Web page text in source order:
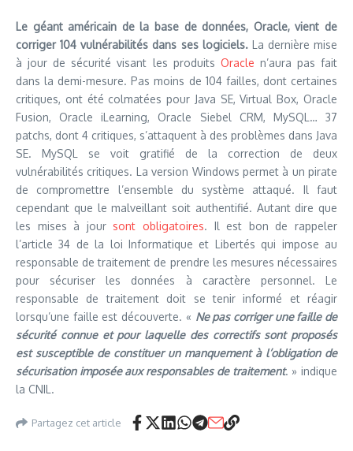
Le géant américain de la base de données, Oracle, vient de
corriger 104 vulnérabilités dans ses logiciels.La dernière mise
à jour de sécurité visant les produits Oracle n’aura pas fait
dans la demi-mesure. Pas moins de 104 failles, dont certaines
critiques, ont été colmatées pour Java SE, Virtual Box, Oracle
Fusion, Oracle iLearning, Oracle Siebel CRM, MySQL… 37
patchs, dont 4 critiques, s’attaquent à des problèmes dans Java
SE. MySQL se voit gratifié de la correction de deux
vulnérabilités critiques. La version Windows permet à un pirate
de compromettre l’ensemble du système attaqué. Il faut
cependant que le malveillant soit authentifié. Autant dire que
les mises à jour sont obligatoires. Il est bon de rappeler
l’article 34 de la loi Informatique et Libertés qui impose au
responsable de traitement de prendre les mesures nécessaires
pour sécuriser les données à caractère personnel. Le
responsable de traitement doit se tenir informé et réagir
lorsqu’une faille est découverte. « Ne pas corriger une faille de
sécurité connue et pour laquelle des correctifs sont proposés
est susceptible de constituer un manquement à l’obligation de
sécurisation imposée aux responsables de traitement. » indique
la CNIL.
Partagez cet article